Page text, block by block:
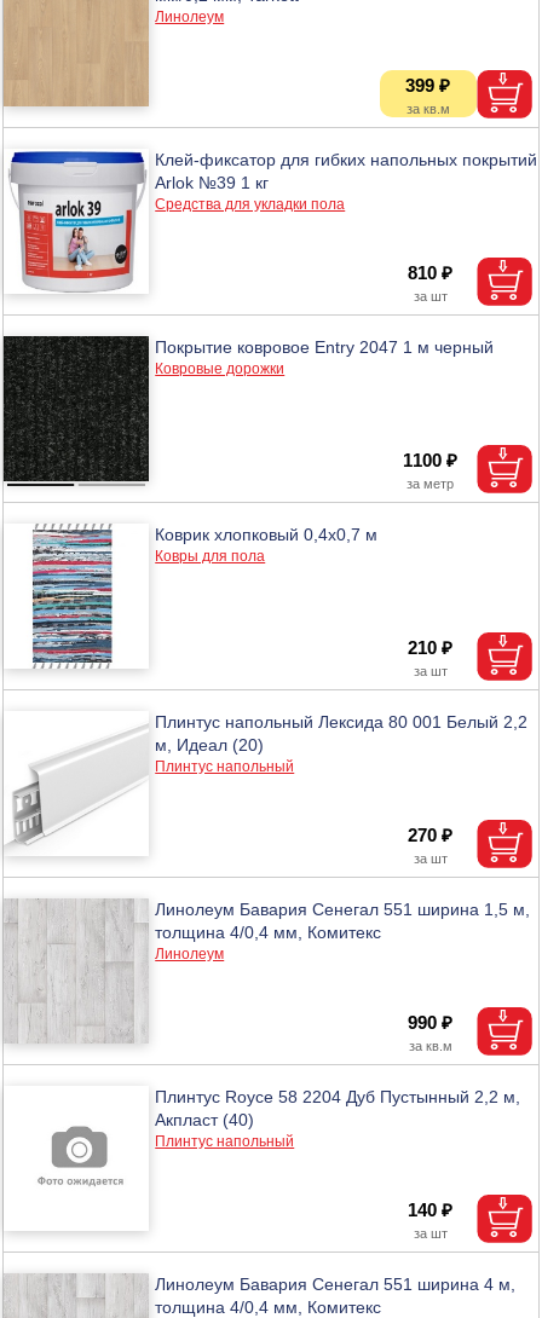
Линолеум
399 ₽
Клей-фиксатор для гибких напольных покрытий
Arlok №39 1 кг
Средства для укладки пола
810 ₽
Покрытие ковровое Entry 2047 1 м черный
Ковровые дорожки
1100 ₽
Коврик хлопковый 0,4x0,7 м
Ковры для пола
210 ₽
Плинтус напольный Лексида 80 001 Белый 2,2
м, Идеал (20)
Плинтус напольный
270 ₽
Линолеум Бавария Сенегал 551 ширина 1,5 м,
толщина 4/0,4 мм, Комитекс
Линолеум
990 ₽
Плинтус Royce 58 2204 Дуб Пустынный 2,2 м,
Акпласт (40)
Плинтус напольный
140 ₽
Линолеум Бавария Сенегал 551 ширина 4 м,
толщина 4/0,4 мм, Комитекс